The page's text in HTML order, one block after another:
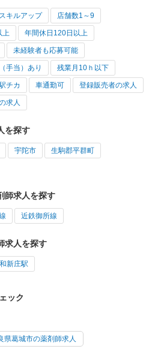
スキルアップ 店舗数1～9
上 年間休日120日以上
未経験者も応募可能
手当）あり 残業月10ｈ以下
チカ 車通勤可 登録販売者の求人
求人
を探す
宇陀市 生駒郡平群町
師求人を探す
近鉄御所線
求人を探す
新庄駅
ック
県葛城市の薬剤師求人